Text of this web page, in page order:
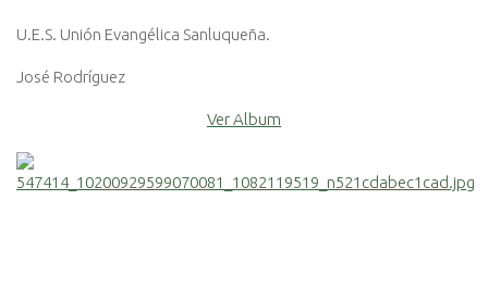
U.E.S. Unión Evangélica Sanluqueña.
José Rodríguez
Ver Album